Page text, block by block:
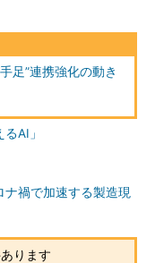
足”連携強化の動き
AI」
禍で加速する製造現
ります